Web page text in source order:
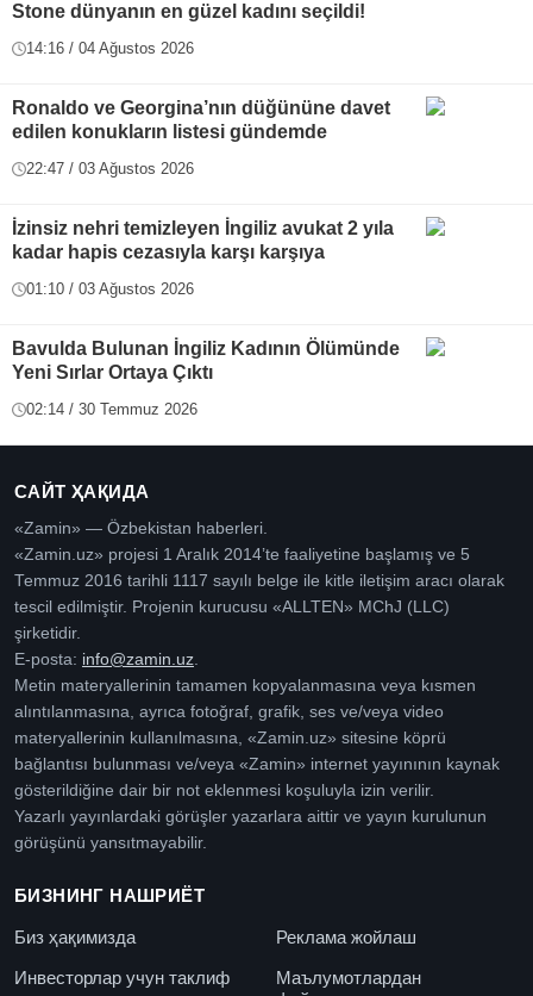
Stone dünyanın en güzel kadını seçildi!
14:16 / 04 Ağustos 2026
Ronaldo ve Georgina’nın düğününe davet
edilen konukların listesi gündemde
22:47 / 03 Ağustos 2026
İzinsiz nehri temizleyen İngiliz avukat 2 yıla
kadar hapis cezasıyla karşı karşıya
01:10 / 03 Ağustos 2026
Bavulda Bulunan İngiliz Kadının Ölümünde
Yeni Sırlar Ortaya Çıktı
02:14 / 30 Temmuz 2026
САЙТ ҲАҚИДА
«Zamin» — Özbekistan haberleri.
«Zamin.uz» projesi 1 Aralık 2014’te faaliyetine başlamış ve 5
Temmuz 2016 tarihli 1117 sayılı belge ile kitle iletişim aracı olarak
tescil edilmiştir. Projenin kurucusu «ALLTEN» MChJ (LLC)
şirketidir.
E-posta: info@zamin.uz.
Metin materyallerinin tamamen kopyalanmasına veya kısmen
alıntılanmasına, ayrıca fotoğraf, grafik, ses ve/veya video
materyallerinin kullanılmasına, «Zamin.uz» sitesine köprü
bağlantısı bulunması ve/veya «Zamin» internet yayınının kaynak
gösterildiğine dair bir not eklenmesi koşuluyla izin verilir.
Yazarlı yayınlardaki görüşler yazarlara aittir ve yayın kurulunun
görüşünü yansıtmayabilir.
БИЗНИНГ НАШРИЁТ
Биз ҳақимизда
Реклама жойлаш
Инвесторлар учун таклиф
Маълумотлардан